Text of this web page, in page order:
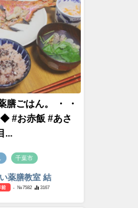
膳ごはん。 ・ ・
#お赤飯 #あさ
...
千葉市
薬膳教室 結
前 - №7582 3167